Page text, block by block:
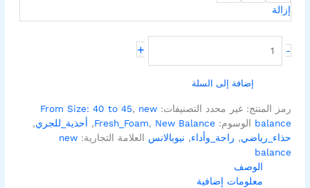
إزالة
-
+
إضافة إلى السلة
رمز المنتج:غير محدد التصنيفات: From Size: 40 to 45, new
balance الوسوم: Fresh_Foam, New Balance
, أحذية_للجري,
حذاء_رياضي, راحة_وأداء, نيوبالانس العلامة التجارية:new
balance
الوصف
معلومات إضافية